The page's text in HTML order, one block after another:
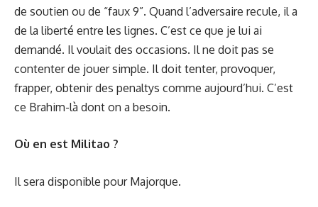
de soutien ou de “faux 9”. Quand l’adversaire recule, il a
de la liberté entre les lignes. C’est ce que je lui ai
demandé. Il voulait des occasions. Il ne doit pas se
contenter de jouer simple. Il doit tenter, provoquer,
frapper, obtenir des penaltys comme aujourd’hui. C’est
ce Brahim-là dont on a besoin.
Où en est Militao ?
Il sera disponible pour Majorque.